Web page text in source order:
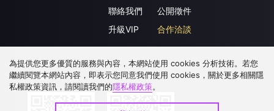
聯絡我們
升級VIP
公開徵件
合作洽談
下載 APP
為提供您更多優質的服務與內容，本網站使用 cookies 分析技術。若您
繼續閱覽本網站內容，即表示您同意我們使用 cookies，關於更多相關隱
私權政策資訊，請閱讀我們的隱私權政策。